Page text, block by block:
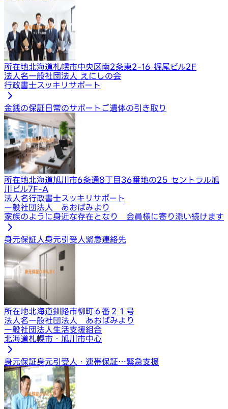
所在地北海道札幌市中央区南2条東2-16 掘尾ビル2F
法人名一般社団法人 えにしの会
行政書士スッキリサポート
金銭の保証日常のサポート ご遺体の引き取り
所在地北海道旭川市6条通8丁目36番地の25 セントラル旭
川ビル7F-A
法人名行政書士スッキリサポート
一般社団法人 あおばみより
家族のように身近な存在となり 会員様に寄り添い続けます
身元保証人身元引受人緊急連絡先
所在地北海道釧路市柳町６番２１号
法人名一般社団法人 あおばみより
一般社団法人生活支援組合
北海道札幌市・旭川市中心
身元保証身元引受人・連帯保証…緊急支援